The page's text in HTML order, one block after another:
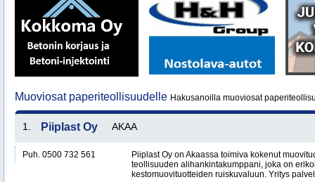
Muoviosat paperiteollisuudelle Hakusanoilla muoviosat
1. Piiplast Oy AKAA
Puh. 0500 732 561
Piiplast Oy on Akaassa toimiva kokenut
teollisuuden alihankintakumppani, joka on
kestomuovituotteiden ruiskuvaluun. Yritys